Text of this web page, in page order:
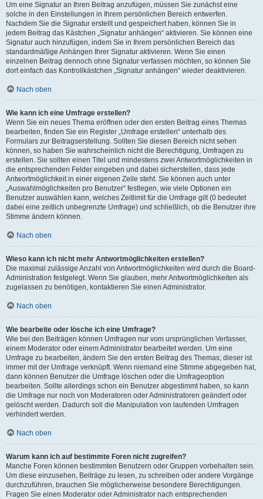
Um eine Signatur an Ihren Beitrag anzufügen, müssen Sie zunächst eine
solche in den Einstellungen in Ihrem persönlichen Bereich entwerfen.
Nachdem Sie die Signatur erstellt und gespeichert haben, können Sie in
jedem Beitrag das Kästchen „Signatur anhängen“ aktivieren. Sie können eine
Signatur auch hinzufügen, indem Sie in Ihrem persönlichen Bereich das
standardmäßige Anhängen Ihrer Signatur aktivieren. Wenn Sie einen
einzelnen Beitrag dennoch ohne Signatur verfassen möchten, so können Sie
dort einfach das Kontrollkästchen „Signatur anhängen“ wieder deaktivieren.
Nach oben
Wie kann ich eine Umfrage erstellen?
Wenn Sie ein neues Thema eröffnen oder den ersten Beitrag eines Themas
bearbeiten, finden Sie ein Register „Umfrage erstellen“ unterhalb des
Formulars zur Beitragserstellung. Sollten Sie diesen Bereich nicht sehen
können, so haben Sie wahrscheinlich nicht die Berechtigung, Umfragen zu
erstellen. Sie sollten einen Titel und mindestens zwei Antwortmöglichkeiten in
die entsprechenden Felder eingeben und dabei sicherstellen, dass jede
Antwortmöglichkeit in einer eigenen Zeile steht. Sie können auch unter
„Auswahlmöglichkeiten pro Benutzer“ festlegen, wie viele Optionen ein
Benutzer auswählen kann, welches Zeitlimit für die Umfrage gilt (0 bedeutet
dabei eine zeitlich unbegrenzte Umfrage) und schließlich, ob die Benutzer ihre
Stimme ändern können.
Nach oben
Wieso kann ich nicht mehr Antwortmöglichkeiten erstellen?
Die maximal zulässige Anzahl von Antwortmöglichkeiten wird durch die Board-
Administration festgelegt. Wenn Sie glauben, mehr Antwortmöglichkeiten als
zugelassen zu benötigen, kontaktieren Sie einen Administrator.
Nach oben
Wie bearbeite oder lösche ich eine Umfrage?
Wie bei den Beiträgen können Umfragen nur vom ursprünglichen Verfasser,
einem Moderator oder einem Administrator bearbeitet werden. Um eine
Umfrage zu bearbeiten, ändern Sie den ersten Beitrag des Themas; dieser ist
immer mit der Umfrage verknüpft. Wenn niemand eine Stimme abgegeben hat,
dann können Benutzer die Umfrage löschen oder die Umfrageoption
bearbeiten. Sollte allerdings schon ein Benutzer abgestimmt haben, so kann
die Umfrage nur noch von Moderatoren oder Administratoren geändert oder
gelöscht werden. Dadurch soll die Manipulation von laufenden Umfragen
verhindert werden.
Nach oben
Warum kann ich auf bestimmte Foren nicht zugreifen?
Manche Foren können bestimmten Benutzern oder Gruppen vorbehalten sein.
Um diese einzusehen, Beiträge zu lesen, zu schreiben oder andere Vorgänge
durchzuführen, brauchen Sie möglicherweise besondere Berechtigungen.
Fragen Sie einen Moderator oder Administrator nach entsprechenden